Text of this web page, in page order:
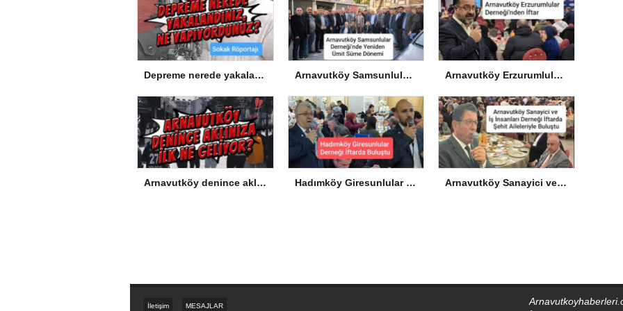
Depreme nerede yakalandınız, ne yapıyordunuz? Arnavutköy Samsunlular Derneği’nde Yeniden Ümit Süme Dönemi Arnavutköy Erzurumlular Derneği’nden İftar
Arnavutköy denince aklınıza ilk ne geliyor? Hadımköy Giresunlular Derneği İftarda Buluştu Arnavutköy Sanayici ve İş İnsanları Derneği İftarda Şehit Aileleriyle Buluştu
İletişim MESAJLAR